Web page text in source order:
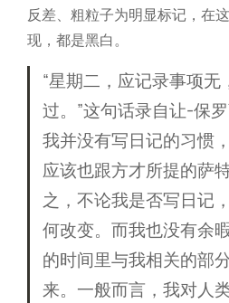
反差、粗粒子为明显标记，在
现，都是黑白。
“星期二，应记录事项
过。”这句话录自让-保
我并没有写日记的习惯
应该也跟方才所提的萨
之，不论我是否写日记
何改变。而我也没有余
的时间里与我相关的部
来。一般而言，我对人